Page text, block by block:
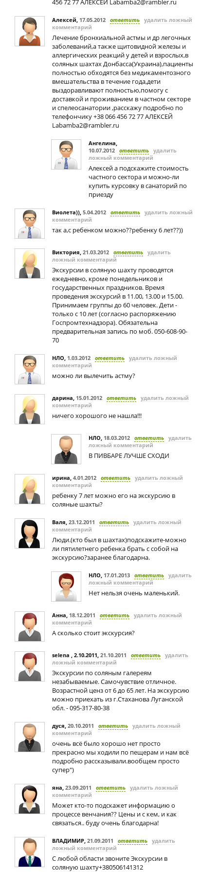
456 72 77 АЛЕКСЕЙ Labamba2@rambler.ru
Алексей, 17.05.2012 ответить удалить ложный
комментарий
Лечение бронхиальной астмы и др легочных
заболеваний,а также щитовидной железы и
аллергических реакций у детей и взрослых,в
соляных шахтах Донбасса(Украина),пациенты
полностью обходятся без медикаментозного
вмешательства в течение года,дети
выздоравливают полностью,помогу с
доставкой и проживанием в частном секторе
и спелеосанатории ,расскажу подробно по
телефончику +38 066 456 72 77 АЛЕКСЕЙ
Labamba2@rambler.ru
Ангелина,
10.07.2012 ответить удалить
ложный комментарий
Алексей а подскажите стоимость
частного сектора и можно-ли
купить курсовку в санаторий по
приезду
Виолета)), 5.04.2012 ответить удалить ложный
комментарий
так а,с ребенком можно??ребенку 6 лет??))
Виктория, 21.03.2012 ответить удалить
ложный комментарий
Экскурсии в соляную шахту проводятся
ежедневно, кроме понедельников и
государственных праздников. Время
проведения экскурсий в 11.00, 13.00 и 15.00.
Принимаем группы до 60 человек. Дети -
только с 10 лет (согласно распоряжению
Госпромтехнадзора). Обязательна
предварительная запись по моб. 050-608-90-
70
НЛО, 1.03.2012 ответить удалить ложный
комментарий
можно ли вылечить астму?
дарина, 15.01.2012 ответить удалить ложный
комментарий
ничего хорошого не нашла!!!
НЛО, 18.03.2012 ответить удалить
ложный комментарий
В ПИВБАРЕ ЛУЧШЕ СХОДИ
ирина, 4.01.2012 ответить удалить ложный
комментарий
ребенку 7 лет можно его на экскурсию в
соляные шахты?
Валя, 23.12.2011 ответить удалить ложный
комментарий
Люди.(кто был в шахтах)подскажите-можно
ли пятилетнего ребенка брать с собой на
экскурсию?заранее благодарна.
НЛО, 17.01.2013 ответить удалить
ложный комментарий
Нет нельзя очень маленький.
Анна, 18.12.2011 ответить удалить ложный
комментарий
А сколько стоит экскурсия?
selena , 2.10.2011, 21.10.2011 ответить удалить
ложный комментарий
Экскурсии по соляным галереям
незабываемые. Самочувствие отличное.
Возрастной ценз от 6 до 65 лет. На экскурсию
можно приехать из г.Стаханова Луганской
обл. - 095-317-80-38
дуся, 20.10.2011 ответить удалить ложный
комментарий
очень всё было хорошо нет просто
прекрасно мы ходили по пещерам и нам всё
подробно рассказывали.вообщем просто
супер")
яна, 23.09.2011 ответить удалить ложный
комментарий
Может кто-то подскажет информацию о
процессе венчания?? Цены и с кем, и как
связаться.. буду очень благодарна!
ВЛАДИМИР, 21.09.2011 ответить удалить
ложный комментарий
С любой области звоните Экскурсии в
соляную шахту+380506141312